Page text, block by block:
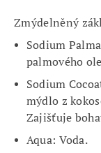
Zmýdelněný
Sodium
palmového
Sodium
mýdlo z
Zajišťuje
Aqua: Voda.